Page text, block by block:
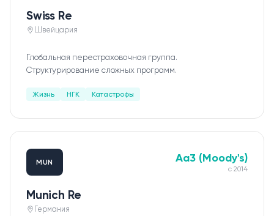
Swiss Re
Швейцария
Глобальная перестраховочная группа.
Структурирование сложных программ.
Жизнь НГК Катастрофы
MUN Aa3 (Moody's)
с 2014
Munich Re
Германия